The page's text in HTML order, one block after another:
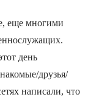
еще многими
день
друзья/
написали, что